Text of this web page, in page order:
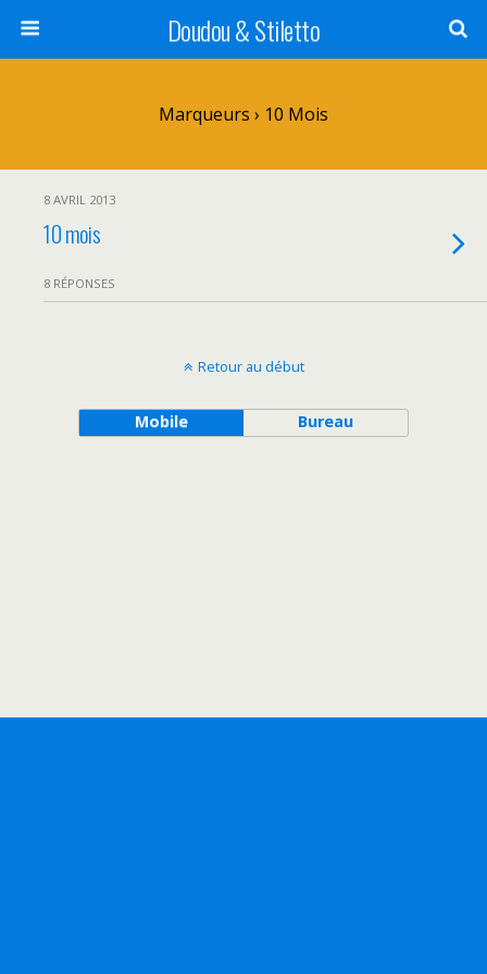
Doudou & Stiletto
Marqueurs › 10 Mois
8 AVRIL 2013
10 mois
8 RÉPONSES
Retour au début
Mobile Bureau